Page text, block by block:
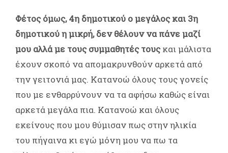
Φέτος όμως, 4η δημοτικού ο μεγάλος και 3η
δημοτικού η μικρή, δεν θέλουν να πάνε μαζί
μου αλλά με τους συμμαθητές τουςκαι μάλιστα
έχουν σκοπό να απομακρυνθούν αρκετά από
την γειτονιά μας. Κατανοώ όλους τους γονείς
που με ενθαρρύνουν να τα αφήσω καθώς είναι
αρκετά μεγάλα πια. Κατανοώ και όλους
εκείνους που μου θύμισαν πως στην ηλικία
του πήγαινα κι εγώ μόνη μου να πω τα